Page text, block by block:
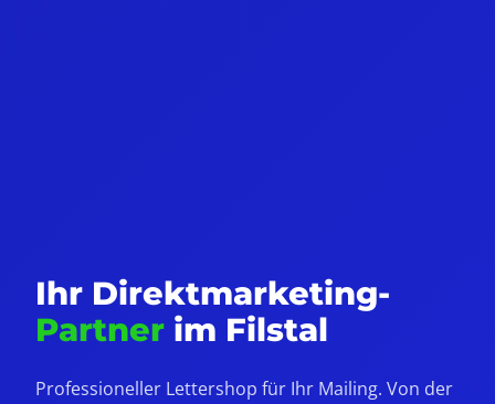
Ihr Direktmarketing-
Partner im Filstal
Professioneller Lettershop für Ihr Mailing. Von der